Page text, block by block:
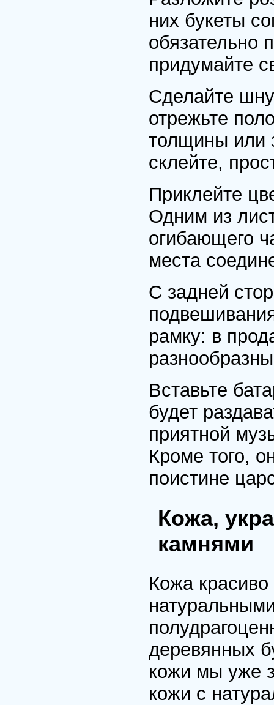
них букеты
обязательно
придумайте
Сделайте
отрежьте
толщины или
склейте,
Приклейте
Одним из
огибающего
места
С задней
рамку: в
Вставьте
будет
приятной
Кроме того,
поистине
Кожа,
камнями
Кожа красиво
деревянных
кожи мы уже
кожи с